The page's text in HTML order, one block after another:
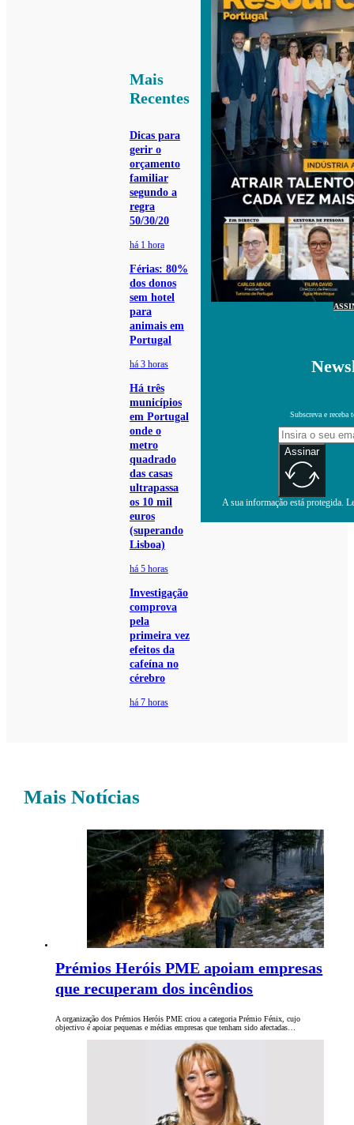
Mais
Recentes
Dicas para
gerir o
orçamento
familiar
segundo a
regra
50/30/20
há 1 hora
Férias: 80%
dos donos
sem hotel
para
animais em
Portugal
há 3 horas
Há três
municípios
em Portugal
onde o
metro
quadrado
das casas
ultrapassa
os 10 mil
euros
(superando
Lisboa)
há 5 horas
Investigação
comprova
pela
primeira vez
efeitos da
cafeína no
cérebro
há 7 horas
Subscreva e receba
Assinar
A sua informação está protegida.
Mais Notícias
Prémios Heróis PME apoiam empresas
que recuperam dos incêndios
A organização dos Prémios Heróis PME criou a categoria Prémio Fénix, cujo
objectivo é apoiar pequenas e médias empresas que tenham sido afectadas…